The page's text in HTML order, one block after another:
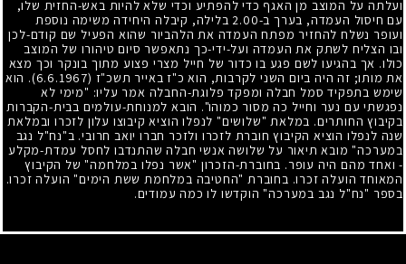
ועלתה על המוצב מן האגף כדי להפתיע וכדי שלא להיות באש-החזית שלו,
עם חיסול העמדה, בערך ב-2.00 בלילה, קיבלה היחידה משימה נוספת
ועופר נשלח להחזיר מפתח העמדה את הלהביור שהוא הפעיל שם קודם-לכן
ובו הצליח לשתק את העמדה ועל-ידי-כך נתאפשר סיום טיהורו של המוצב
כולו. אך בהגיעו לשם פגע בו כדור של חייל מצרי פצוע מתוך בונקר וכך מצא
את מותו; זה היה ביום השני לקרבות, הוא כ"ז באייר תשכ"ז (6.6.1967)
. הוא
שימש בתפקיד סמל חבלה ומפקד פלוגת-החבלה אמר עליו: "מימי לא
נפגשתי עם נער וחייל כה מסור כמוהו". הובא למנוחת-עולמים בבית-הקברות
בקיבוץ החותרים. במלאת "שלושים" לנפלו הוציא קיבוצו עלון לזכרו ובמלאת
שנה לנפלו הוציא הקיבוץ חוברת לזכרו ולזכר חברו יואב חרובי. ב"נח"ל נגב
במערכה" מובא תיאור על שלושה אנשי חבלה שהתנדבו לחסל עמדת-מקלע
-ואחד מהם היה עופר. בחוברת-הזכרון "אשר נפלו במלחמה" של הקיבוץ
המאוחד הועלה זכרו. בחוברת "החטיבה במלחמת ששת הימים" הועלה זכרו.
בספר "נח"ל נגב במערכה" הוקדשו לו כמה עמודים.